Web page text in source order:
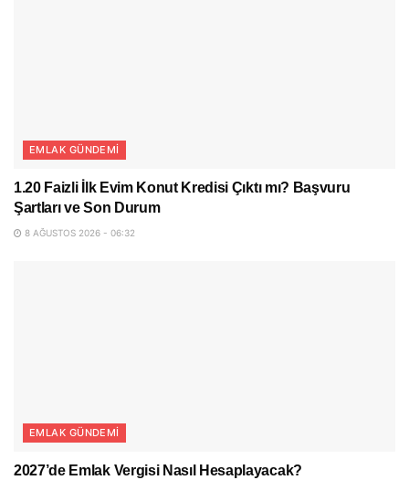
EMLAK GÜNDEMI
1.20 Faizli İlk Evim Konut Kredisi Çıktı mı? Başvuru
Şartları ve Son Durum
8 AĞUSTOS 2026 - 06:32
EMLAK GÜNDEMI
2027’de Emlak Vergisi Nasıl Hesaplayacak?